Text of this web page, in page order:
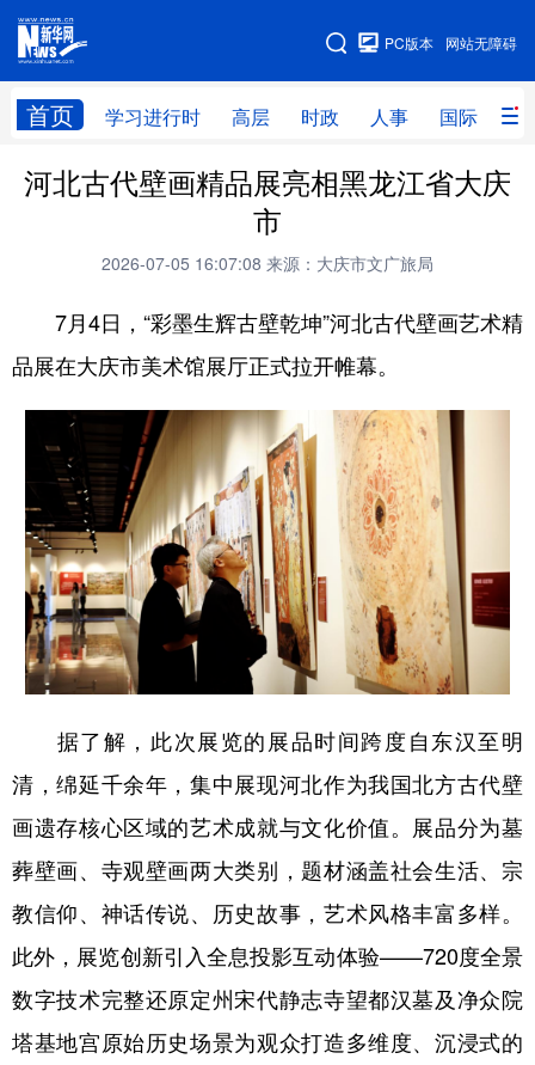
网站无障碍
PC版本
首页 学习进行时 高层 时政 人事 国际 财
网站地图
学习进行时 高层 时政 人事
全球连线
科技 科普 体育 文化
健康 军事 访谈
图片 中央文件 金融 汽车
食品 人居 信息化 乡村振兴
溯源中国 城市 旅游 能源
会展 彩票 娱乐 时尚
悦读 公益 书画 一带一路
亚太网 上市公司 投教基地
地方频道
北京 天津 河北 山西
辽宁 吉林 上海 江苏
浙江 安徽 福建 江西
广东 广西 海南 重庆
河北古代壁画精品展亮相黑龙江省大庆
市
2026-07-05 16:07:08 来源：大庆市文广旅局
7月4日，“彩墨生辉古壁乾坤”河北古代壁画艺术精
品展在大庆市美术馆展厅正式拉开帷幕。
据了解，此次展览的展品时间跨度自东汉至明
清，绵延千余年，集中展现河北作为我国北方古代壁
画遗存核心区域的艺术成就与文化价值。展品分为墓
葬壁画、寺观壁画两大类别，题材涵盖社会生活、宗
教信仰、神话传说、历史故事，艺术风格丰富多样。
此外，展览创新引入全息投影互动体验——720度全景
数字技术完整还原定州宋代静志寺望都汉墓及净众院
塔基地宫原始历史场景为观众打造多维度、沉浸式的